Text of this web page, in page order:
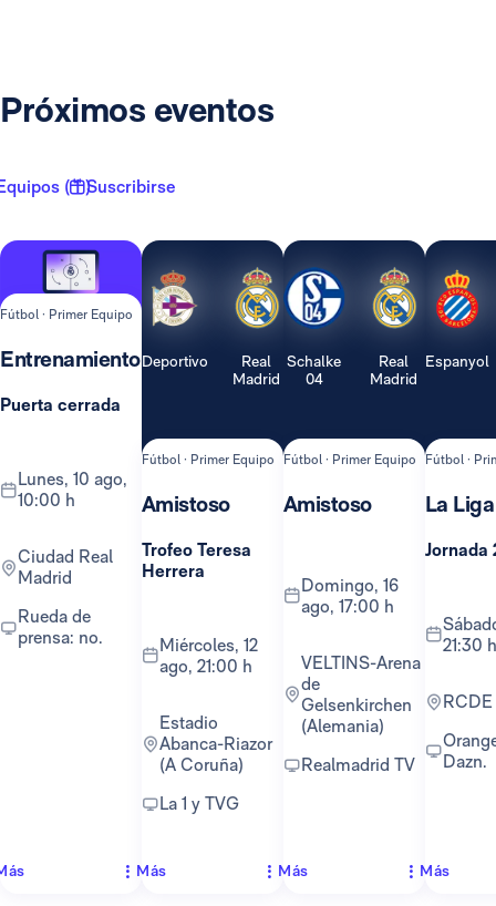
Próximos eventos
( 1 )Suscribirse
Fútbol · Primer Equipo
Entrenamiento
Puerta cerrada
lunes, 10 ago,
10:00 h
Ciudad Real
Madrid
Rueda de
prensa: no.
Deportivo
Real
Madrid
Fútbol · Primer Equipo
Amistoso
Trofeo Teresa
Herrera
miércoles, 12
ago, 21:00 h
Estadio
Abanca-Riazor
(A Coruña)
La 1 y TVG
Más
Schalke
04
Real
Madrid
Fútbol · Primer Equipo
Amistoso
domingo, 16
ago, 17:00 h
VELTINS-Arena
de
Gelsenkirchen
(Alemania)
Realmadrid TV
Más
Espanyol
Fútbol ·
La Liga
Jornada
sábado, 22 ago,
21:30 h
Orange TV y
Dazn.
Más